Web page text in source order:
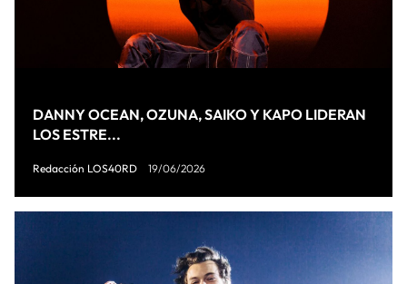
DANNY OCEAN, OZUNA, SAIKO Y KAPO LIDERAN
LOS ESTRE...
Redacción LOS40RD 19/06/2026